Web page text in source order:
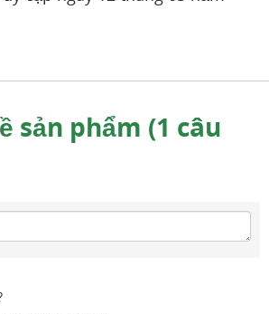
sản phẩm (1 câu